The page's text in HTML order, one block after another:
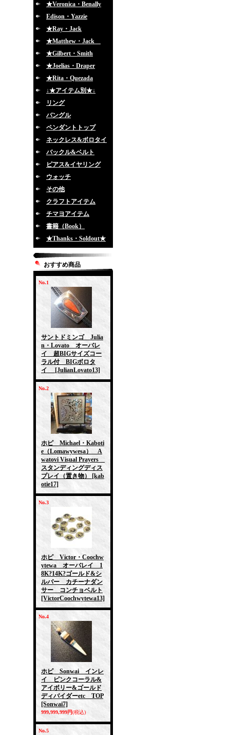
★Veronica・Benally
Edison・Yazzie
★Ray・Jack
★Matthew・Jack
★Gilbert・Smith
★Joelias・Draper
★Rita・Quezada
↓★アイテム別★↓
リング
バングル
ペンダントトップ
ネックレス&ボロタイ
バックル&ベルト
ピアス&イヤリング
ウォッチ
その他
クラフトアイテム
チマヨアイテム
書籍（Book）
★Thanks・Soldout★
おすすめ商品
No.1
サントドミンゴ Julia
n・Lovato オーバレ
イ 超BIGサイズコー
ラル付 BIGボロタ
イ
[JulianLovato13]
No.2
ホピ Michael・Kaboti
e（Lomawywesa） A
watovi Visual Prayers
スタンディングディス
プレイ（置き物）
[kab
otie17]
No.3
ホピ Victor・Coochw
ytewa オーバレイ 1
8K?14K?ゴールド&シ
ルバー カチーナダン
サー コンチョベルト
[VictorCoochwytewa13]
No.4
ホピ Sonwai インレ
イ ピンクコーラル&
アイボリー&ゴールド
ディバイダーetc TOP
[Sonwai7]
999,999,999円(税込)
No.5